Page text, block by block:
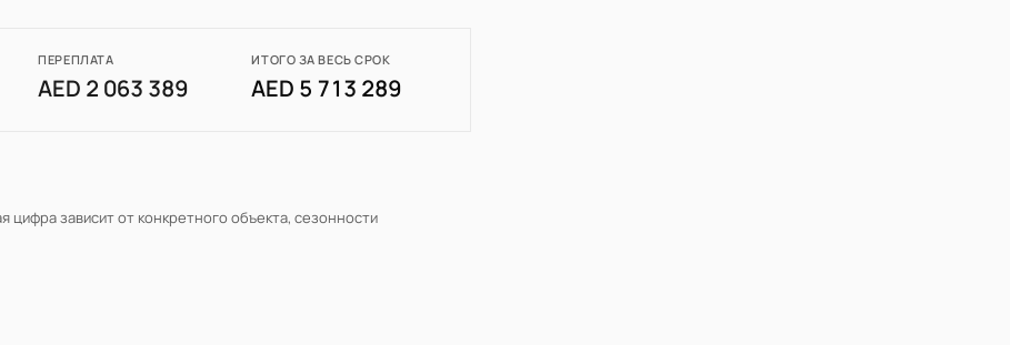
ПЕРЕПЛАТА
AED 2 063 389
ИТОГО ЗА ВЕСЬ СРОК
AED 5 713 289
цифра зависит от конкретного объекта, сезонности